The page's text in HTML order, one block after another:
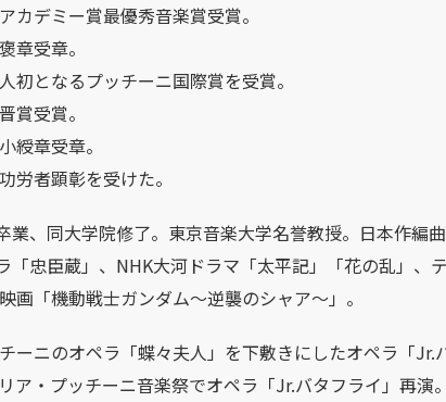
カデミー賞最優秀音楽賞受賞。
章受章。
初となるプッチーニ国際賞を受賞。
賞受賞。
綬章受章。
労者顕彰を受けた。
業、同大学院修了。東京音楽大学名誉教授。日本作編
「忠臣蔵」、NHK大河ドラマ「太平記」「花の乱」、
画「機動戦士ガンダム～逆襲のシャア～」。
ーニのオペラ「蝶々夫人」を下敷きにしたオペラ「Jr.
ア・プッチーニ音楽祭でオペラ「Jr.バタフライ」再